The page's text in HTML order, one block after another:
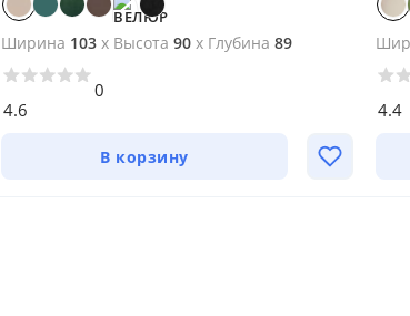
Ширина 103 x Высота 90 x Глубина 89
4.6
0
В корзину
4.4